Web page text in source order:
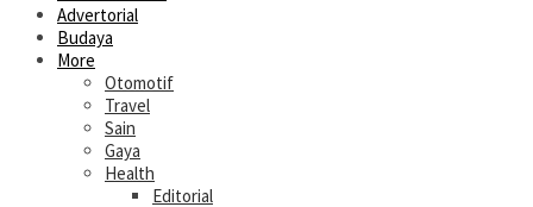
Advertorial
Budaya
More
Otomotif
Travel
Sain
Gaya
Health
Editorial